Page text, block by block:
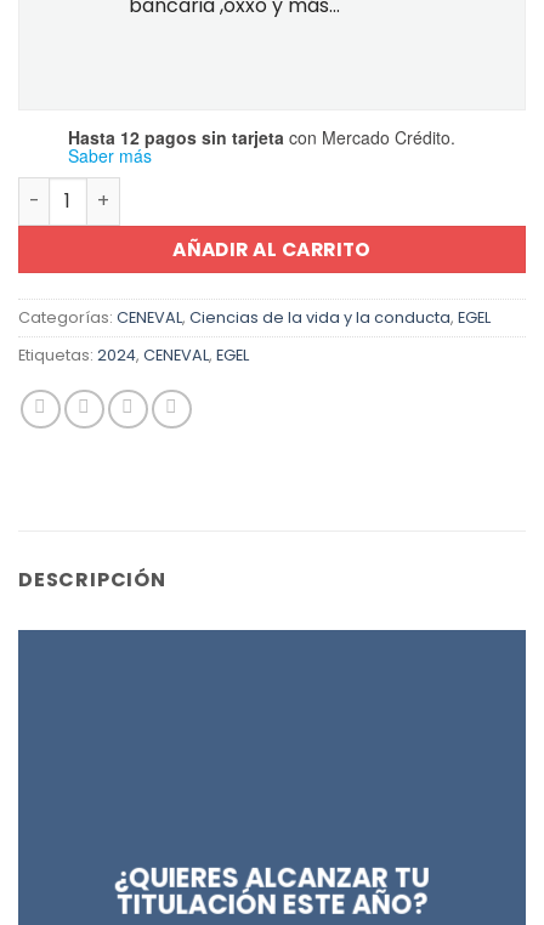
Hasta 12 pagos sin tarjeta con Mercado Crédito.
Saber más
Guía Ceneval Egel Química 2024 cantidad
AÑADIR AL CARRITO
Categorías: CENEVAL, Ciencias de la vida y la conducta, EGEL
Etiquetas: 2024, CENEVAL, EGEL
DESCRIPCIÓN
¿QUIERES ALCANZAR TU
TITULACIÓN ESTE AÑO?